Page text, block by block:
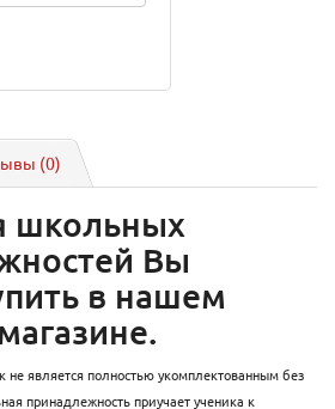
(0)
школьных
Вы
в нашем
является полностью укомплектованным без
принадлежность приучает ученика к